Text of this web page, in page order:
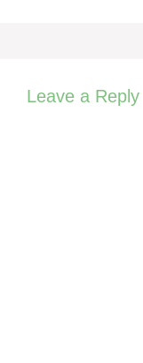
Leave a Reply